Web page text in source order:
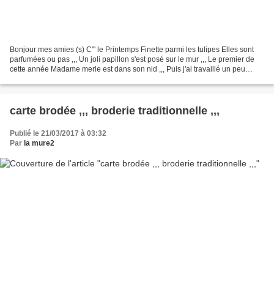
Bonjour mes amies (s) C''' le Printemps Finette parmi les tulipes Elles sont
parfumées ou pas ,,, Un joli papillon s'est posé sur le mur ,,, Le premier de
cette année Madame merle est dans son nid ,,, Puis j'ai travaillé un peu
carte brodée ,,, broderie traditionnelle ,,,
Publié le 21/03/2017 à 03:32
Par la mure2